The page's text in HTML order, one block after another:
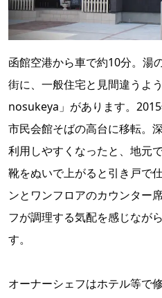
函館空港から車で約10分。湯
街に、一般住宅と見間違うよ
nosukeya」があります。
市民会館そばの高台に移転。
利用しやすくなったと、地元
靴をぬいで上がると引き戸で
ンとワンフロアのカウンター
フが調理する気配を感じなが
す。
オーナーシェフはホテル等で